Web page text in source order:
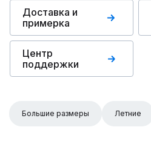
Доставка и
примерка
Центр
поддержки
Большие размеры Летние